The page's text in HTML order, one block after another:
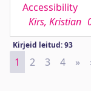
Accessibility
Kirs, Kristian
Kirjeid leitud: 93
1 2 3 4 »